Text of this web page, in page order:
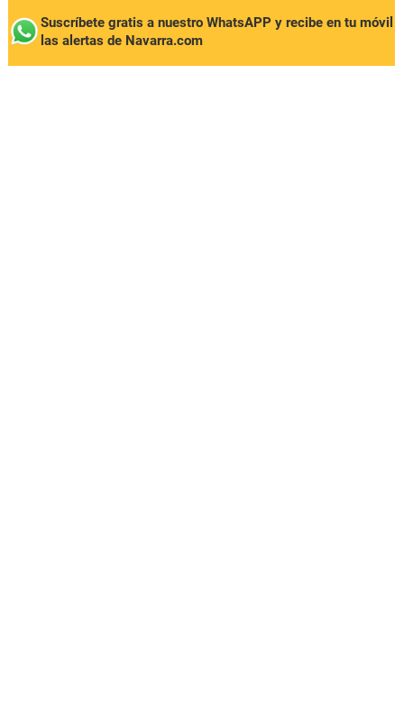
Suscríbete gratis a nuestro WhatsAPP y recibe en tu móvil
las alertas de Navarra.com